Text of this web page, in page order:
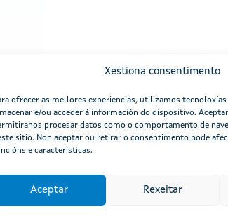
Xestiona consentimento
ofrecer as mellores experiencias, utilizamos
e/ou acceder á información do dispositivo.
procesar datos como o comportamento de
sitio. Non aceptar ou retirar o consentimento pode
e características.
Aceptar Rexeitar
Accesibilidade
Xunta de Galicia